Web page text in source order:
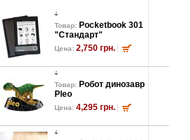
Товар: Pocketbook 301
"Стандарт"
Цена: 2,750 грн.
Товар: Робот динозавр
Pleo
Цена: 4,295 грн.